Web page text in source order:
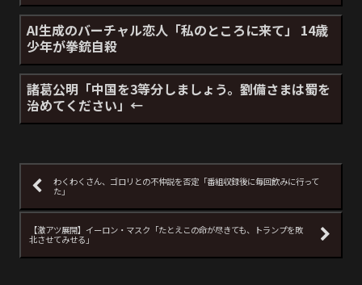
AI生成のバーチャル恋人「私のところに来て」 14歳
少年が拳銃自殺
諸葛公明「中国を3等分しましょう。劉備さまは蜀を
治めてください」←
わくわくさん、ゴロリとの不仲説を否定「番組収録後に毎回飲みに行って
た」
【激アツ展開】イーロン・マスク「たとえこの命が尽きても、トランプを敗
北させてみせる」